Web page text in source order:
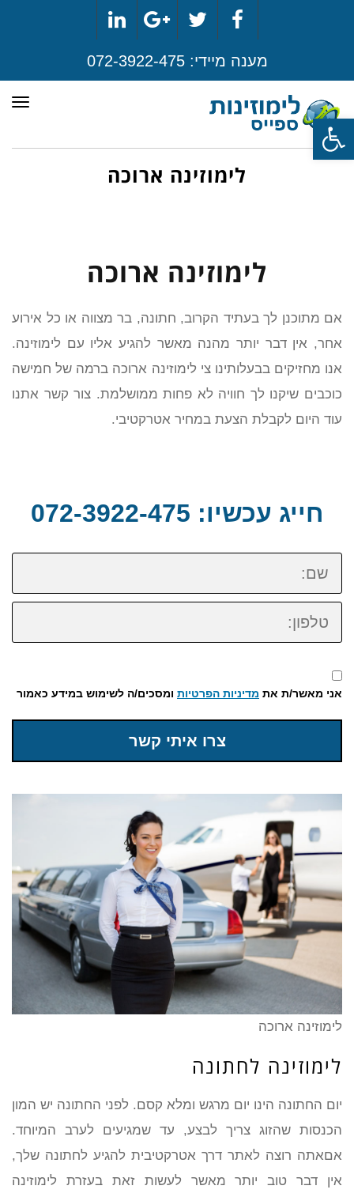
פתח סרגל נגישות
Facebook
Twitter
Google+
LinkedIn
מענה מיידי:072-3922-475
לימוזינה ארוכה
לימוזינה ארוכה
אם מתוכנן לך בעתיד הקרוב, חתונה, בר מצווה או כל אירוע
אחר, אין דבר יותר מהנה מאשר להגיע אליו עם לימוזינה.
אנו מחזיקים בבעלותינו צי לימוזינה ארוכה ברמה של חמישה
כוכבים שיקנו לך חוויה לא פחות ממושלמת. צור קשר אתנו
עוד היום לקבלת הצעת במחיר אטרקטיבי.
חייג עכשיו: 072-3922-475
שם:
טלפון:
אני מאשר/ת את מדיניות הפרטיות ומסכים/ה לשימוש במידע כאמור
צרו איתי קשר
לימוזינה ארוכה
לימוזינה לחתונה
יום החתונה הינו יום מרגש ומלא קסם. לפני החתונה יש המון
הכנסות שהזוג צריך לבצע, עד שמגיעים לערב המיוחד.
אםאתה רוצה לאתר דרך אטרקטיבית להגיע לחתונה שלך,
אין דבר טוב יותר מאשר לעשות זאת בעזרת לימוזינה